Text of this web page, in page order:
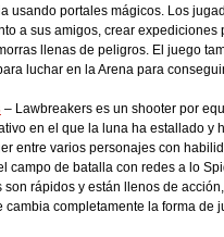
usando portales mágicos. Los
a sus amigos, crear
llenas de peligros. El juego
luchar en la Arena para
– Lawbreakers es un shooter por
en el que la luna ha estallado y
entre varios personajes con
campo de batalla con redes a lo
son rápidos y están llenos de
cambia completamente la forma de